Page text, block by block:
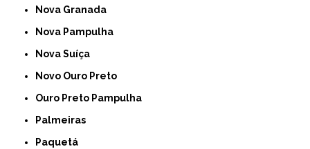
Nova Granada
Nova Pampulha
Nova Suíça
Novo Ouro Preto
Ouro Preto Pampulha
Palmeiras
Paquetá